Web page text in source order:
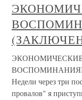
Недели через три
провалов" я